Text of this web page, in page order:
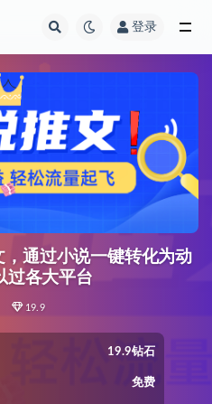
登录
，通过小说一键转化为动
过各大平台
19.9
19.9钻石
免费